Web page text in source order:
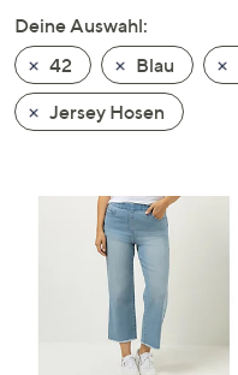
nach
unten
oder
wischen
Sie
Deine Auswahl:
42
Blau
Jersey Hosen